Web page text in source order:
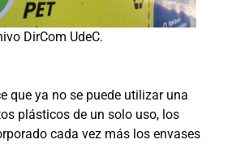
DirCom UdeC.
que ya no se puede utilizar una
plásticos de un solo uso, los
cada vez más los envases